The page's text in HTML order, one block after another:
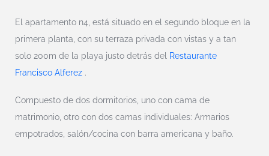
El apartamento n4, está situado en el segundo bloque en la
primera planta, con su terraza privada con vistas y a tan
solo 200m de la playa justo detrás del
Restaurante
Francisco Alferez .
Compuesto de dos dormitorios, uno con cama de
matrimonio, otro con dos camas individuales: Armarios
empotrados, salón/cocina con barra americana y baño.